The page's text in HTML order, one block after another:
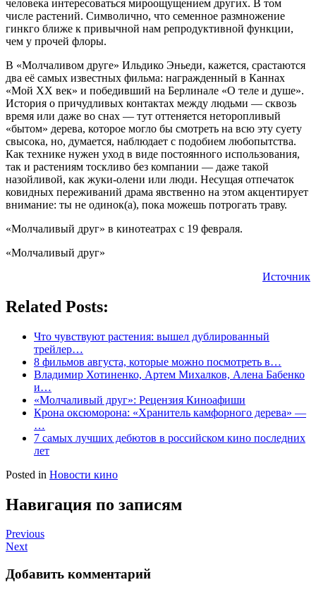
человека интересоваться мироощущением других. В том
числе растений. Символично, что семенное размножение
гинкго ближе к привычной нам репродуктивной функции,
чем у прочей флоры.
В «Молчаливом друге» Ильдико Эньеди, кажется, срастаются
два её самых известных фильма: награжденный в Каннах
«Мой XX век» и победивший на Берлинале «О теле и душе».
История о причудливых контактах между людьми — сквозь
время или даже во снах — тут оттеняется неторопливый
«бытом» дерева, которое могло бы смотреть на всю эту суету
свысока, но, думается, наблюдает с подобием любопытства.
Как технике нужен уход в виде постоянного использования,
так и растениям тоскливо без компании — даже такой
назойливой, как жуки-олени или люди. Несущая отпечаток
ковидных переживаний драма явственно на этом акцентирует
внимание: ты не одинок(а), пока можешь потрогать траву.
«Молчаливый друг» в кинотеатрах с 19 февраля.
«Молчаливый друг»
Источник
Related Posts:
Что чувствуют растения: вышел дублированный
трейлер…
8 фильмов августа, которые можно посмотреть в…
Владимир Хотиненко, Артем Михалков, Алена Бабенко
и…
«Молчаливый друг»: Рецензия Киноафиши
Крона оксюморона: «Хранитель камфорного дерева» —
…
7 самых лучших дебютов в российском кино последних
лет
Posted in Новости кино
Навигация по записям
Previous
Next
Добавить комментарий